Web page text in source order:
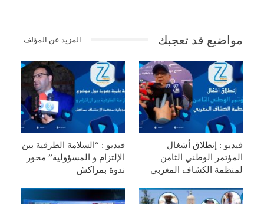
مواضيع قد تعجبك المزيد عن المؤلف
فيديو : إنطلاق أشغال
المؤتمر الوطني الثامن
لمنظمة الكشاف المغربي
فيديو : “السلامة الطرقية بين
الإلتزام و المسؤولية” محور
ندوة بمراكش